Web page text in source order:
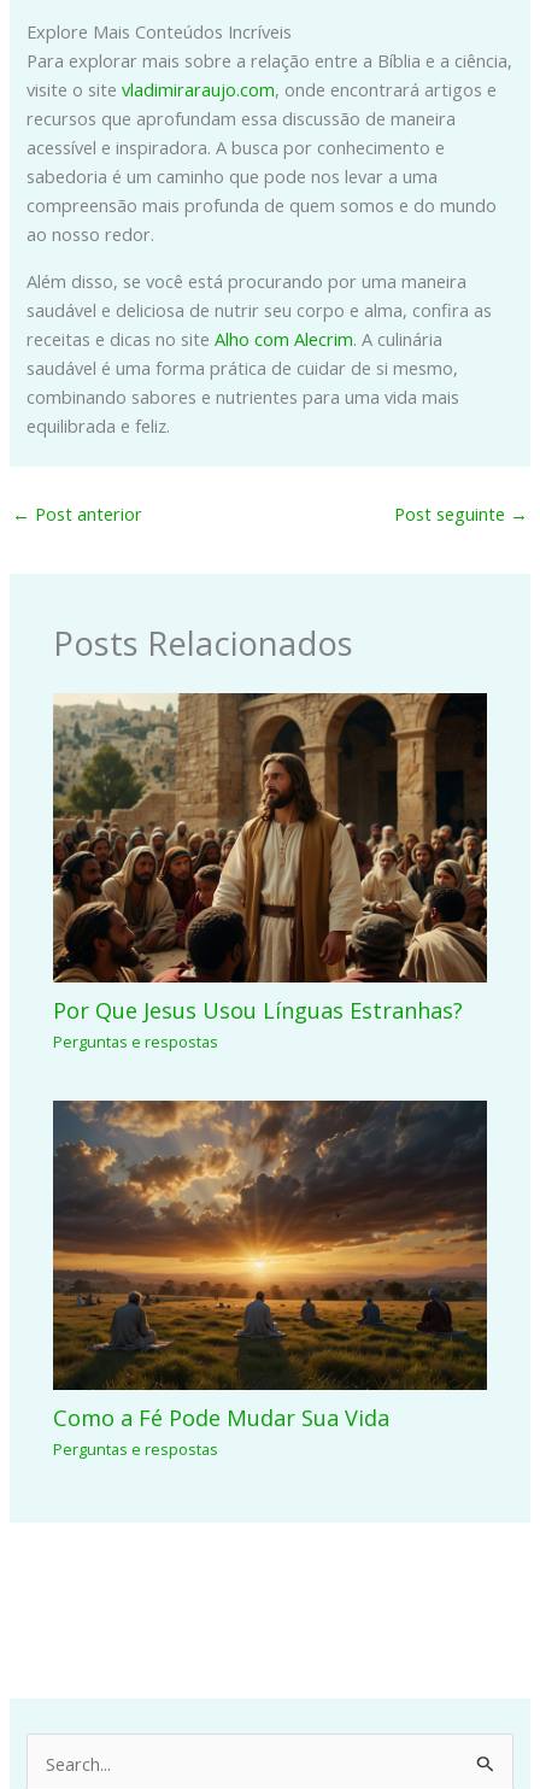
Explore Mais Conteúdos Incríveis
Para explorar mais sobre a relação entre a Bíblia e a ciência,
visite o sitevladimiraraujo.com, onde encontrará artigos e
recursos que aprofundam essa discussão de maneira
acessível e inspiradora. A busca por conhecimento e
sabedoria é um caminho que pode nos levar a uma
compreensão mais profunda de quem somos e do mundo
ao nosso redor.
Além disso, se você está procurando por uma maneira
saudável e deliciosa de nutrir seu corpo e alma, confira as
receitas e dicas no siteAlho com Alecrim. A culinária
saudável é uma forma prática de cuidar de si mesmo,
combinando sabores e nutrientes para uma vida mais
equilibrada e feliz.
← Post anterior Post seguinte →
Posts Relacionados
Por Que Jesus Usou Línguas Estranhas?
Perguntas e respostas
Como a Fé Pode Mudar Sua Vida
Perguntas e respostas